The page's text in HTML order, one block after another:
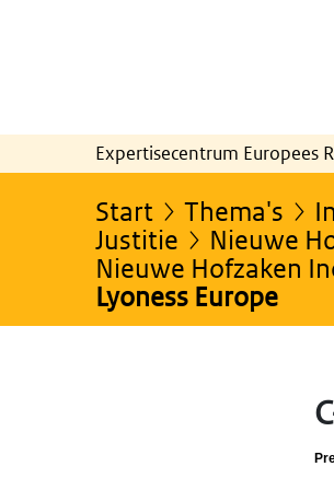
Expertisecentrum Europees
Start Thema's
Justitie
Nieuwe
Nieuwe Hofzaken
Lyoness Europe